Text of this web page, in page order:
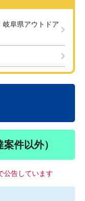
岐阜県アウトドア
件以外）
公告しています